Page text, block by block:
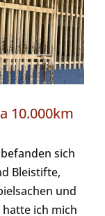
10.000km
sich
Bleistifte,
und
hatte ich mich